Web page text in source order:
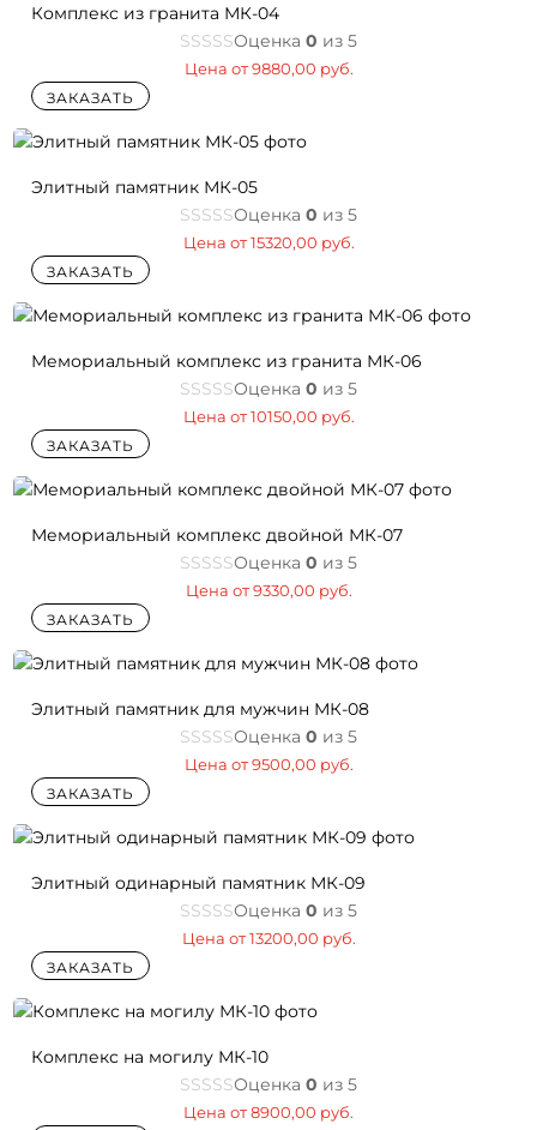
Комплекс из гранита МК-04
Оценка 0 из 5
Цена от9880,00 руб.
ЗАКАЗАТЬ
Элитный памятник МК-05
Оценка 0 из 5
Цена от15320,00 руб.
ЗАКАЗАТЬ
Мемориальный комплекс из гранита МК-06
Оценка 0 из 5
Цена от10150,00 руб.
ЗАКАЗАТЬ
Мемориальный комплекс двойной МК-07
Оценка 0 из 5
Цена от9330,00 руб.
ЗАКАЗАТЬ
Элитный памятник для мужчин МК-08
Оценка 0 из 5
Цена от9500,00 руб.
ЗАКАЗАТЬ
Элитный одинарный памятник МК-09
Оценка 0 из 5
Цена от13200,00 руб.
ЗАКАЗАТЬ
Комплекс на могилу МК-10
Оценка 0 из 5
Цена от8900,00 руб.